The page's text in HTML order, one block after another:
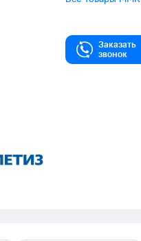
Заказать
звонок